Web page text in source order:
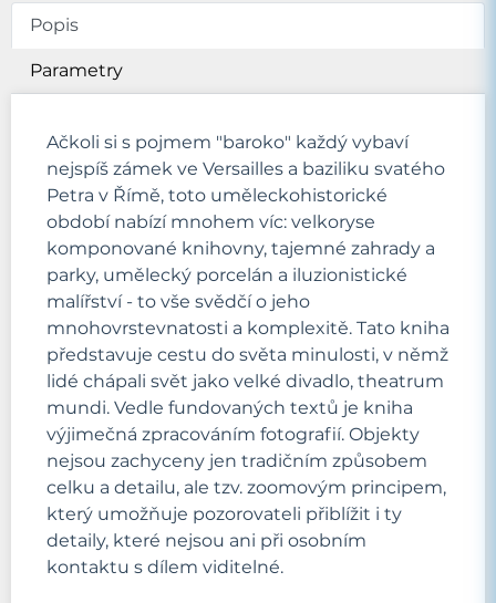
Popis
Parametry
Ačkoli si s pojmem "baroko" každý vybaví
nejspíš zámek ve Versailles a baziliku svatého
Petra v Římě, toto uměleckohistorické
období nabízí mnohem víc: velkoryse
komponované knihovny, tajemné zahrady a
parky, umělecký porcelán a iluzionistické
malířství - to vše svědčí o jeho
mnohovrstevnatosti a komplexitě. Tato kniha
představuje cestu do světa minulosti, v němž
lidé chápali svět jako velké divadlo, theatrum
mundi. Vedle fundovaných textů je kniha
výjimečná zpracováním fotografií. Objekty
nejsou zachyceny jen tradičním způsobem
celku a detailu, ale tzv. zoomovým principem,
který umožňuje pozorovateli přiblížit i ty
detaily, které nejsou ani při osobním
kontaktu s dílem viditelné.